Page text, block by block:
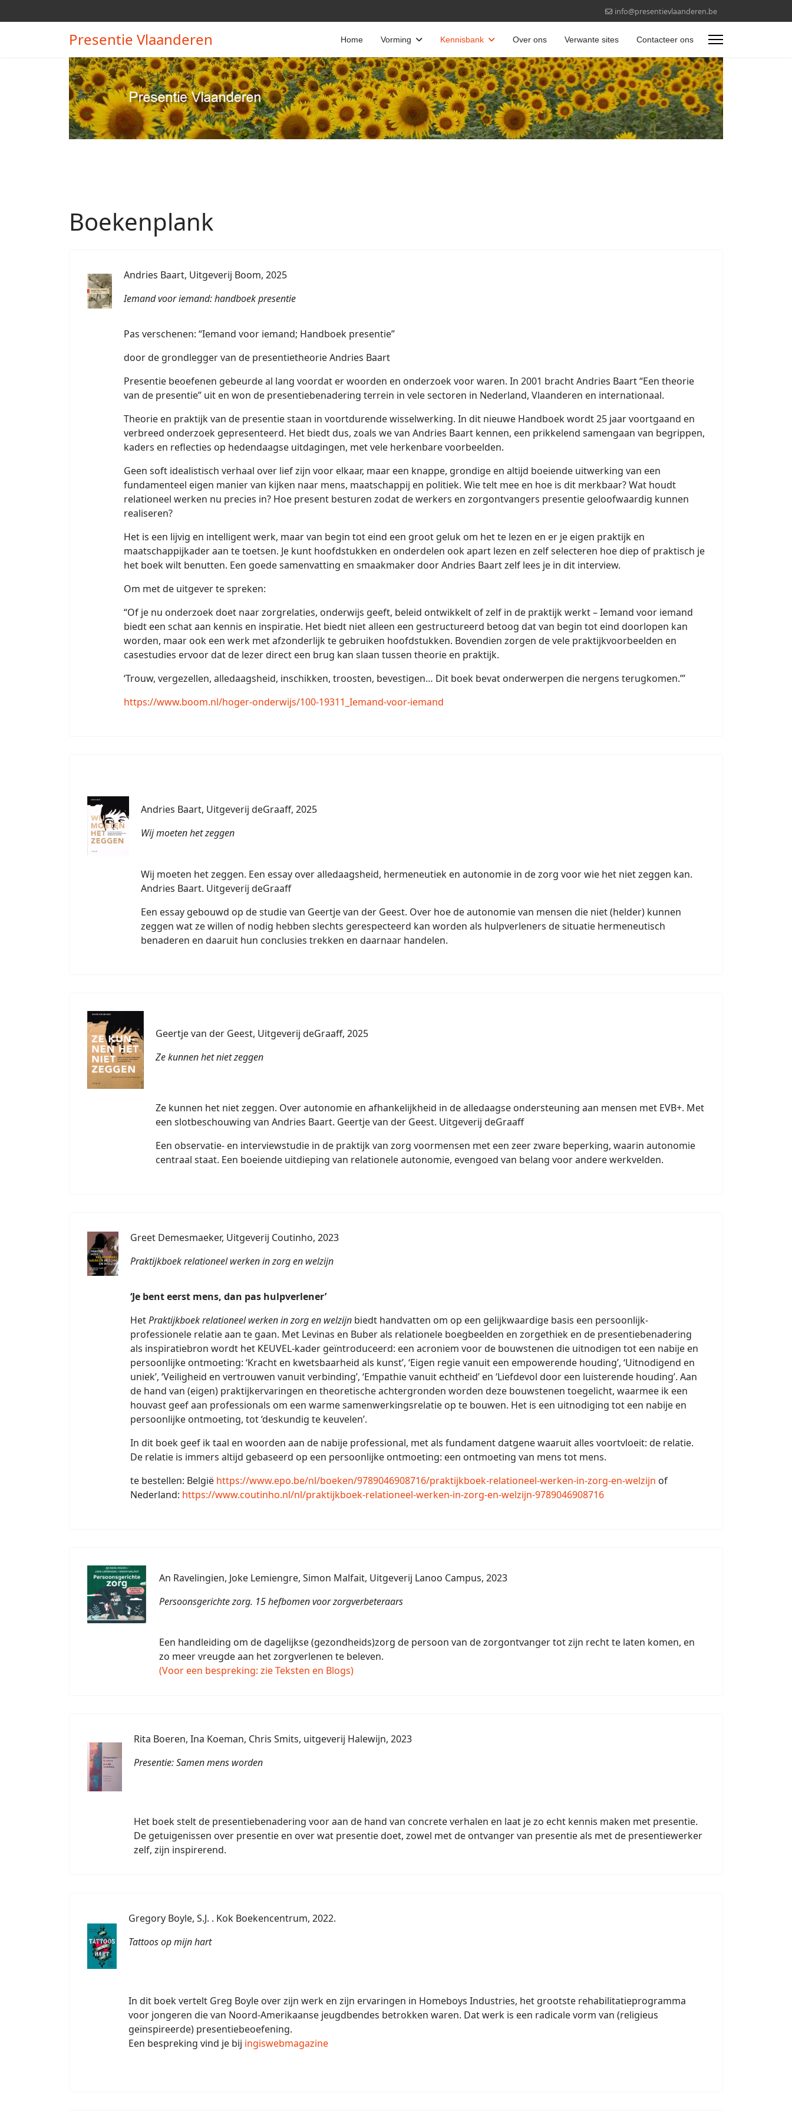
info@presentievlaanderen.be
Presentie Vlaanderen Home Vorming Kennisbank Over ons Verwante sites Contacteer ons
Boekenplank
Andries Baart, Uitgeverij Boom, 2025
Iemand voor iemand: handboek presentie
Pas verschenen: “Iemand voor iemand; Handboek presentie”
door de grondlegger van de presentietheorie Andries Baart
Presentie beoefenen gebeurde al lang voordat er woorden en onderzoek voor waren. In 2001 bracht Andries Baart “Een theorie
van de presentie” uit en won de presentiebenadering terrein in vele sectoren in Nederland, Vlaanderen en internationaal.
Theorie en praktijk van de presentie staan in voortdurende wisselwerking. In dit nieuwe Handboek wordt 25 jaar voortgaand en
verbreed onderzoek gepresenteerd. Het biedt dus, zoals we van Andries Baart kennen, een prikkelend samengaan van begrippen,
kaders en reflecties op hedendaagse uitdagingen, met vele herkenbare voorbeelden.
Geen soft idealistisch verhaal over lief zijn voor elkaar, maar een knappe, grondige en altijd boeiende uitwerking van een
fundamenteel eigen manier van kijken naar mens, maatschappij en politiek. Wie telt mee en hoe is dit merkbaar? Wat houdt
relationeel werken nu precies in? Hoe present besturen zodat de werkers en zorgontvangers presentie geloofwaardig kunnen
realiseren?
Het is een lijvig en intelligent werk, maar van begin tot eind een groot geluk om het te lezen en er je eigen praktijk en
maatschappijkader aan te toetsen. Je kunt hoofdstukken en onderdelen ook apart lezen en zelf selecteren hoe diep of praktisch je
het boek wilt benutten. Een goede samenvatting en smaakmaker door Andries Baart zelf lees je in dit interview.
Om met de uitgever te spreken:
“Of je nu onderzoek doet naar zorgrelaties, onderwijs geeft, beleid ontwikkelt of zelf in de praktijk werkt – Iemand voor iemand
biedt een schat aan kennis en inspiratie. Het biedt niet alleen een gestructureerd betoog dat van begin tot eind doorlopen kan
worden, maar ook een werk met afzonderlijk te gebruiken hoofdstukken. Bovendien zorgen de vele praktijkvoorbeelden en
casestudies ervoor dat de lezer direct een brug kan slaan tussen theorie en praktijk.
‘Trouw, vergezellen, alledaagsheid, inschikken, troosten, bevestigen… Dit boek bevat onderwerpen die nergens terugkomen.’”
https://www.boom.nl/hoger-onderwijs/100-19311_Iemand-voor-iemand
Andries Baart, Uitgeverij deGraaff, 2025
Wij moeten het zeggen
Wij moeten het zeggen. Een essay over alledaagsheid, hermeneutiek en autonomie in de zorg voor wie het niet zeggen kan.
Andries Baart. Uitgeverij deGraaff
Een essay gebouwd op de studie van Geertje van der Geest. Over hoe de autonomie van mensen die niet (helder) kunnen
zeggen wat ze willen of nodig hebben slechts gerespecteerd kan worden als hulpverleners de situatie hermeneutisch
benaderen en daaruit hun conclusies trekken en daarnaar handelen.
Geertje van der Geest, Uitgeverij deGraaff, 2025
Ze kunnen het niet zeggen
Ze kunnen het niet zeggen. Over autonomie en afhankelijkheid in de alledaagse ondersteuning aan mensen met EVB+. Met
een slotbeschouwing van Andries Baart. Geertje van der Geest. Uitgeverij deGraaff
Een observatie- en interviewstudie in de praktijk van zorg voormensen met een zeer zware beperking, waarin autonomie
centraal staat. Een boeiende uitdieping van relationele autonomie, evengoed van belang voor andere werkvelden.
Greet Demesmaeker, Uitgeverij Coutinho, 2023
Praktijkboek relationeel werken in zorg en welzijn
‘Je bent eerst mens, dan pas hulpverlener’
HetPraktijkboek relationeel werken in zorg en welzijn biedt handvatten om op een gelijkwaardige basis een persoonlijk-
professionele relatie aan te gaan. Met Levinas en Buber als relationele boegbeelden en zorgethiek en de presentiebenadering
als inspiratiebron wordt het KEUVEL-kader geïntroduceerd: een acroniem voor de bouwstenen die uitnodigen tot een nabije en
persoonlijke ontmoeting: ‘Kracht en kwetsbaarheid als kunst’, ‘Eigen regie vanuit een empowerende houding’, ‘Uitnodigend en
uniek’, ‘Veiligheid en vertrouwen vanuit verbinding’, ‘Empathie vanuit echtheid’ en ‘Liefdevol door een luisterende houding’. Aan
de hand van (eigen) praktijkervaringen en theoretische achtergronden worden deze bouwstenen toegelicht, waarmee ik een
houvast geef aan professionals om een warme samenwerkingsrelatie op te bouwen. Het is een uitnodiging tot een nabije en
persoonlijke ontmoeting, tot ‘deskundig te keuvelen’.
In dit boek geef ik taal en woorden aan de nabije professional, met als fundament datgene waaruit alles voortvloeit: de relatie.
De relatie is immers altijd gebaseerd op een persoonlijke ontmoeting: een ontmoeting van mens tot mens.
te bestellen: België https://www.epo.be/nl/boeken/9789046908716/praktijkboek-relationeel-werken-in-zorg-en-welzijn of
Nederland: https://www.coutinho.nl/nl/praktijkboek-relationeel-werken-in-zorg-en-welzijn-9789046908716
An Ravelingien, Joke Lemiengre, Simon Malfait, Uitgeverij Lanoo Campus, 2023
Persoonsgerichte zorg. 15 hefbomen voor zorgverbeteraars
Een handleiding om de dagelijkse (gezondheids)zorg de persoon van de zorgontvanger tot zijn rechtte laten komen, en
zo meer vreugde aan het zorgverlenen te beleven.
(Voor een bespreking: zie Teksten en Blogs)
Rita Boeren, Ina Koeman, Chris Smits, uitgeverij Halewijn, 2023
Presentie: Samen mens worden
Het boek stelt de presentiebenadering voor aan de hand van concrete verhalen en laat je zo echt kennis maken met presentie.
De getuigenissen over presentie en over wat presentie doet, zowel met de ontvanger van presentie als met de presentiewerker
zelf, zijn inspirerend.
Gregory Boyle, S.J. . Kok Boekencentrum, 2022.
Tattoos op mijn hart
In dit boek vertelt Greg Boyle over zijn werk en zijn ervaringen in Homeboys Industries, het grootste rehabilitatieprogramma
voor jongeren die van Noord-Amerikaanse jeugdbendes betrokken waren. Dat werk is een radicale vorm van (religieus
geïnspireerde) presentiebeoefening.
Een bespreking vind je bij ingiswebmagazine